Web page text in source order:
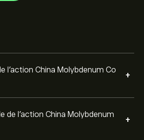
l'action China Molybdenum Co
+
de l'action China Molybdenum
+